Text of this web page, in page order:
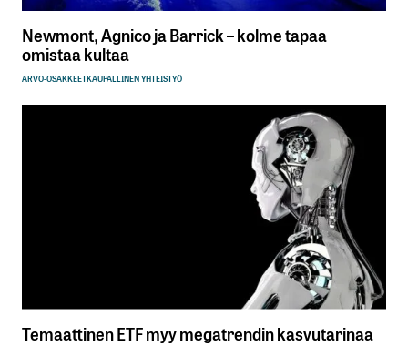
Newmont, Agnico ja Barrick – kolme tapaa
omistaa kultaa
ARVO-OSAKKEETKAUPALLINEN YHTEISTYÖ
Temaattinen ETF myy megatrendin kasvutarinaa